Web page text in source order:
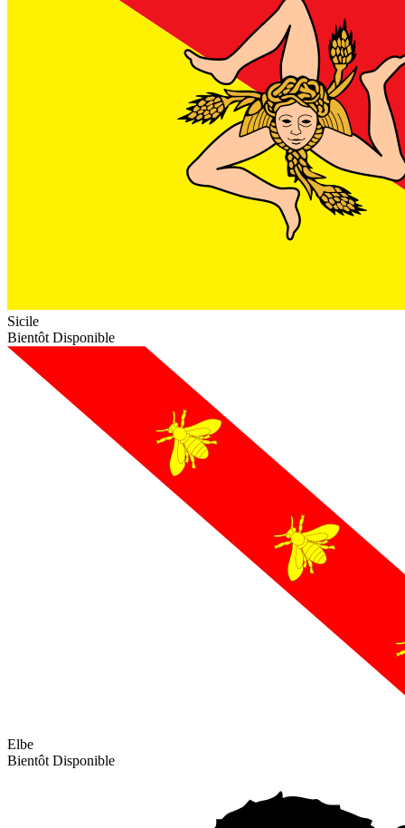
Sicile
Bientôt Disponible
Elbe
Bientôt Disponible